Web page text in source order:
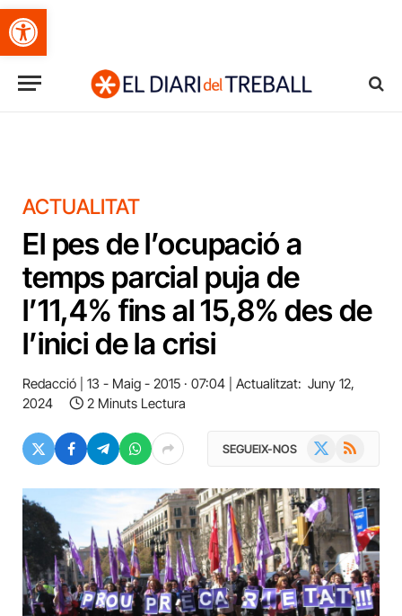
Obre la barra d'eines
ACTUALITAT
El pes de l’ocupació a
temps parcial puja de
l’11,4% fins al 15,8% des de
l’inici de la crisi
Redacció 13 - Maig - 2015 · 07:04 Actualitzat: Juny 12,
2024
2 Minuts Lectura
SEGUEIX-NOS RSS